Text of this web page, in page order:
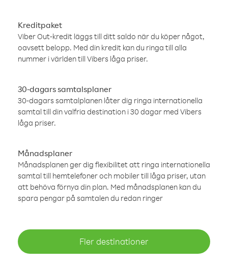
Kreditpaket
Viber Out-kredit läggs till ditt saldo när du köper något,
oavsett belopp. Med din kredit kan du ringa till alla
nummer i världen till Vibers låga priser.
30-dagars samtalsplaner
30-dagars samtalplanen låter dig ringa internationella
samtal till din valfria destination i 30 dagar med Vibers
låga priser.
Månadsplaner
Månadsplanen ger dig flexibilitet att ringa internationella
samtal till hemtelefoner och mobiler till låga priser, utan
att behöva förnya din plan. Med månadsplanen kan du
spara pengar på samtalen du redan ringer
Fler destinationer